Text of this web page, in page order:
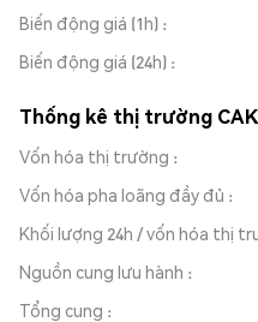
Biến động giá (1h)
Biến động giá (24h)
Thống kê thị trường
Vốn hóa thị trường
Vốn hóa pha loãng đầy đủ
Khối lượng 24h / vốn hóa thị
Nguồn cung lưu hành
Tổng cung